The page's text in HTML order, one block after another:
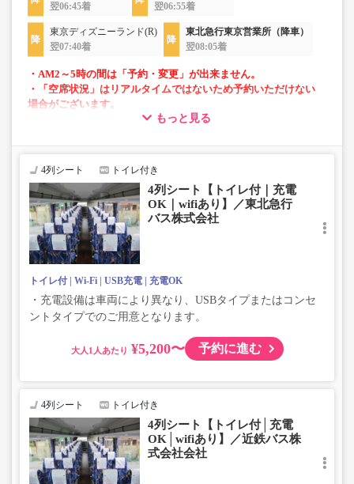
翌06:45着
翌06:55着
東京ディズニーランド(R)
翌07:40着
東北急行東京営業所（降車）
翌08:05着
・AM2～5時の間は「予約・変更」が出来ません。
・「空席状況」はリアルタイムではないため予約いただけない
場合がございます。
・車両は予告なく変更となる場合がございます。これに伴い、
じめご了承ください。
もっと見る
4列シート トイレ付き
4列シート【トイレ付｜充電
OK｜wifiあり】／東北急行
バス株式会社
トイレ付 Wi-Fi USB充電 充電OK
・充電設備は車両により異なり、USBタイプまたはコンセ
ントタイプでのご用意となります。
大人 ¥5,200〜 予約に進む
4列シート トイレ付き
4列シート【トイレ付│充電
OK│wifiあり】／近鉄バス株
式会社会社